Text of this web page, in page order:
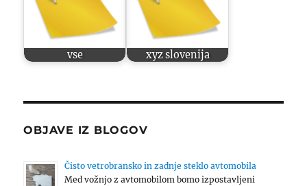
vse xyz slovenija
OBJAVE IZ BLOGOV
Čisto vetrobransko in zadnje steklo avtomobila
Med vožnjo z avtomobilom bomo izpostavljeni